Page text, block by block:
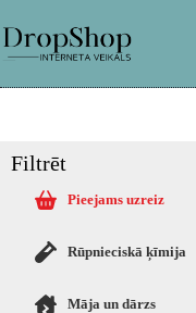
Filtrēt
Pieejams uzreiz
Rūpnieciskā ķīmija
Māja un dārzs